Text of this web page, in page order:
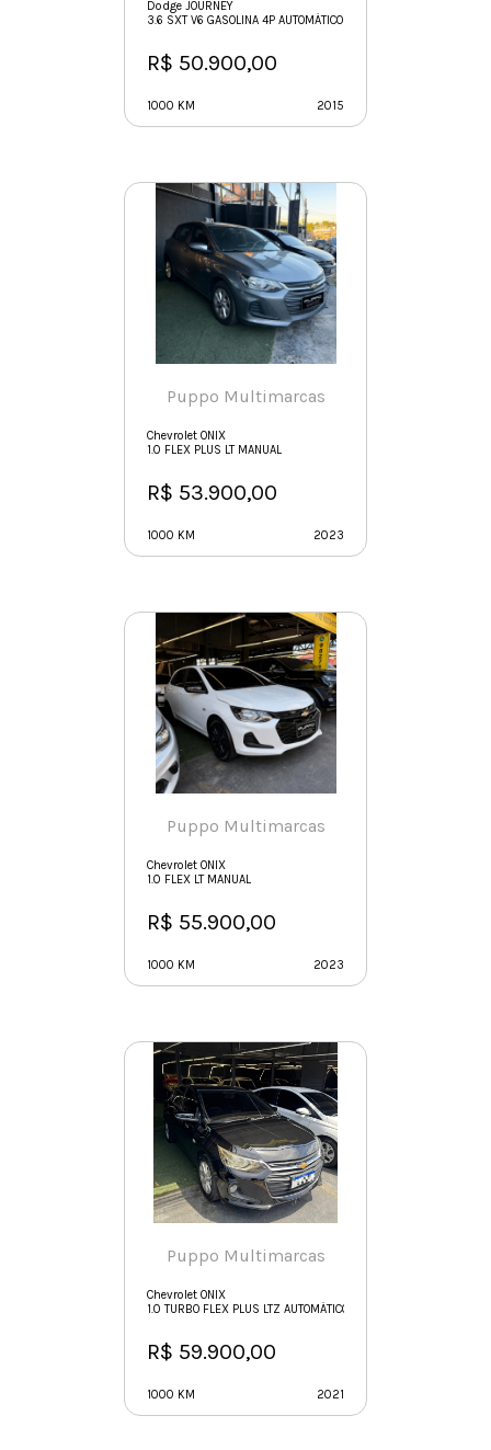
Dodge JOURNEY
3.6 SXT V6 GASOLINA 4P AUTOMÁTICO
R$ 50.900,00
1000 KM 2015
Puppo Multimarcas
Chevrolet ONIX
1.0 FLEX PLUS LT MANUAL
R$ 53.900,00
1000 KM 2023
Puppo Multimarcas
Chevrolet ONIX
1.0 FLEX LT MANUAL
R$ 55.900,00
1000 KM 2023
Puppo Multimarcas
Chevrolet ONIX
1.0 TURBO FLEX PLUS LTZ AUTOMÁTICO
R$ 59.900,00
1000 KM 2021